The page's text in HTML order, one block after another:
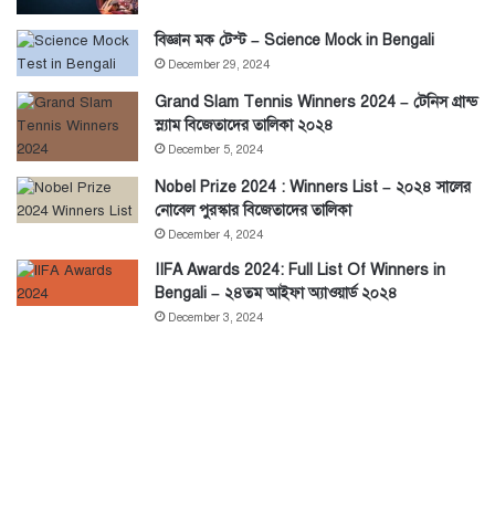
বিজ্ঞান মক টেস্ট – Science Mock in Bengali
December 29, 2024
Grand Slam Tennis Winners 2024 – টেনিস গ্রান্ড
স্ল্যাম বিজেতাদের তালিকা ২০২৪
December 5, 2024
Nobel Prize 2024 : Winners List – ২০২৪ সালের
নোবেল পুরস্কার বিজেতাদের তালিকা
December 4, 2024
IIFA Awards 2024: Full List Of Winners in
Bengali – ২৪তম আইফা অ্যাওয়ার্ড ২০২৪
December 3, 2024